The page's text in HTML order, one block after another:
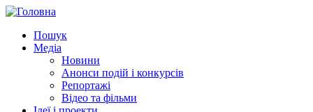
Пошук
Медіа
Новини
Анонси подій і конкурсів
Репортажі
Відео та фільми